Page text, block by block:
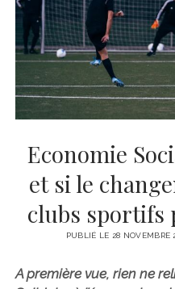
Economie
et si le
clubs sportifs
PUBLIÉ LE 28 NOVEMBRE
A première vue, rien ne